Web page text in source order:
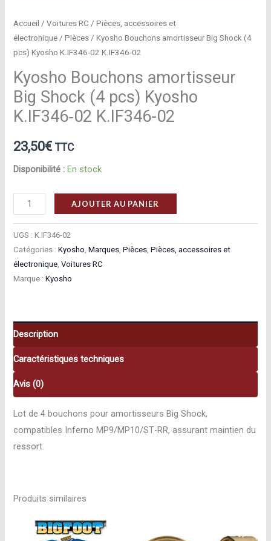
Accueil /Voitures RC /Pièces, accessoires et
électronique /Pièces / Kyosho Bouchons amortisseur Big Shock (4
pcs) Kyosho K.IF346‑02 K.IF346-02
Kyosho Bouchons amortisseur
Big Shock (4 pcs) Kyosho
K.IF346‑02 K.IF346-02
23,50€ TTC
Disponibilité : En stock
quantité
de
Kyosho
Bouchons
amortisseur
Big
pcs)
Kyosho
K.IF346‑02
K.IF346-
02
AJOUTER AU PANIER
UGS :K.IF346-02
Catégories :Kyosho ,Marques ,Pièces ,Pièces, accessoires et
électronique ,Voitures RC
Marque :Kyosho
Description
Caractéristiques techniques
Avis (0)
Lot de 4 bouchons pour amortisseurs Big Shock,
compatibles Inferno MP9/MP10/ST‑RR, assurant maintien du
ressort.
Produits similaires